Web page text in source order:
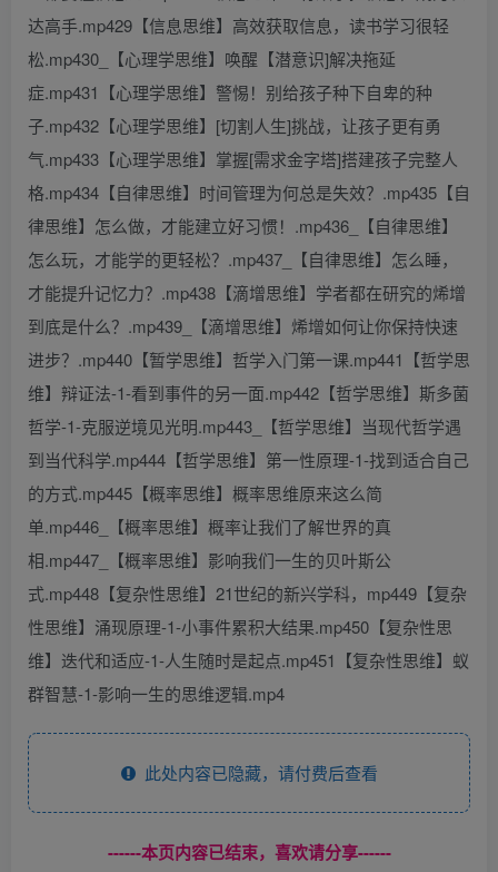
达高手.mp429【信息思维】高效获取信息，读书学习很轻
松.mp430_【心理学思维】唤醒【潜意识]解决拖延
症.mp431【心理学思维】警惕！别给孩子种下自卑的种
子.mp432【心理学思维】[切割人生]挑战，让孩子更有勇
气.mp433【心理学思维】掌握[需求金字塔]搭建孩子完整人
格.mp434【自律思维】时间管理为何总是失效？.mp435【自
律思维】怎么做，才能建立好习惯！.mp436_【自律思维】
怎么玩，才能学的更轻松？.mp437_【自律思维】怎么睡，
才能提升记忆力？.mp438【滴增思维】学者都在研究的烯增
到底是什么？.mp439_【滴增思维】烯增如何让你保持快速
进步？.mp440【暂学思维】哲学入门第一课.mp441【哲学思
维】辩证法-1-看到事件的另一面.mp442【哲学思维】斯多菌
哲学-1-克服逆境见光明.mp443_【哲学思维】当现代哲学遇
到当代科学.mp444【哲学思维】第一性原理-1-找到适合自己
的方式.mp445【概率思维】概率思维原来这么简
单.mp446_【概率思维】概率让我们了解世界的真
相.mp447_【概率思维】影响我们一生的贝叶斯公
式.mp448【复杂性思维】21世纪的新兴学科，mp449【复杂
性思维】涌现原理-1-小事件累积大结果.mp450【复杂性思
维】迭代和适应-1-人生随时是起点.mp451【复杂性思维】蚁
群智慧-1-影响一生的思维逻辑.mp4
此处内容已隐藏，请付费后查看
------本页内容已结束，喜欢请分享------